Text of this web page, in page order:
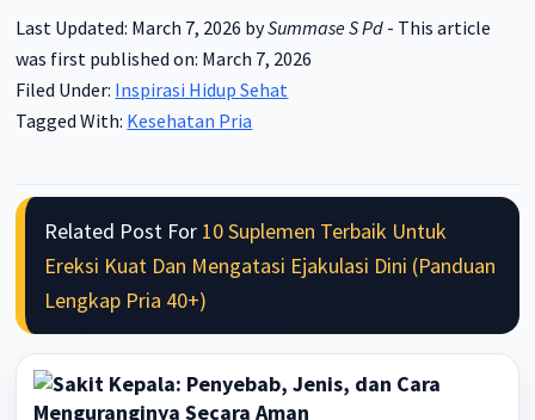
Last Updated: March 7, 2026 bySummase S Pd - This article
was first published on: March 7, 2026
Filed Under: Inspirasi Hidup Sehat
Tagged With: Kesehatan Pria
Related Post For 10 Suplemen Terbaik Untuk
Ereksi Kuat Dan Mengatasi Ejakulasi Dini (Panduan
Lengkap Pria 40+)